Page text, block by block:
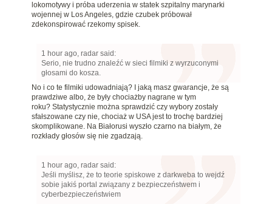
lokomotywy i próba uderzenia w statek szpitalny marynarki
wojennej w Los Angeles, gdzie czubek próbował
zdekonspirować rzekomy spisek.
1 hour ago, radar said:
Serio, nie trudno znaleźć w sieci filmiki z wyrzuconymi
głosami do kosza.
No i co te filmiki udowadniają? I jaką masz gwarancje, że są
prawdziwe albo, że były chociażby nagrane w tym
roku? Statystycznie można sprawdzić czy wybory zostały
sfałszowane czy nie, chociaż w USA jest to trochę bardziej
skomplikowane. Na Białorusi wyszło czarno na białym, że
rozkłady głosów się nie zgadzają.
1 hour ago, radar said:
Jeśli myślisz, że to teorie spiskowe z darkweba to wejdź
sobie jakiś portal związany z bezpieczeństwem i
cyberbezpieczeństwiem